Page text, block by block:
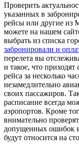
Проверить
указанных в
рейсы или другие из
можете на нашем
выбрать из списка
забронировали и
перелета вы
и такое, что
рейса за несколько
незамедлительно
своих пассажиров.
расписание всегда
аэропортов. Кроме
внимательно
допущенных ошибок
будут относится на